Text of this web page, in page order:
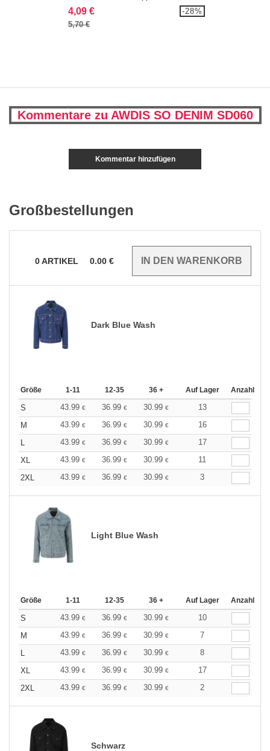
4,09 €
5,70 €
-28%
Kommentare zu AWDIS SO DENIM SD060
Kommentar hinzufügen
Großbestellungen
0ARTIKEL 0.00 €
Dark Blue Wash
Größe 1-11 12-35 36 + Auf Lager Anzahl
S 43.99 € 36.99 € 30.99 €
13
M
43.99 € 36.99 € 30.99 €
16
L
43.99 € 36.99 € 30.99 €
17
XL
43.99 € 36.99 € 30.99 €
11
2XL
43.99 € 36.99 € 30.99 € 3
Light Blue Wash
Größe 1-11 12-35 36 + Auf Lager Anzahl
S 43.99 € 36.99 € 30.99 €
10
M
43.99 € 36.99 € 30.99 €
7
L
43.99 € 36.99 € 30.99 €
8
XL
43.99 € 36.99 € 30.99 €
17
2XL
43.99 € 36.99 € 30.99 € 2
Schwarz